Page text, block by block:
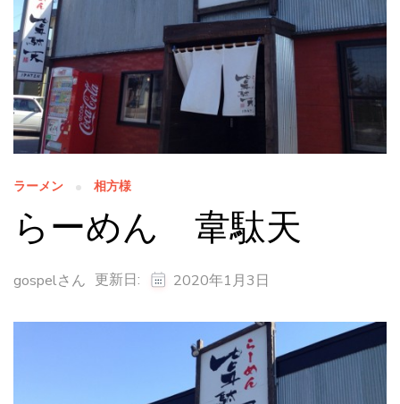
ラーメン 相方様
らーめん 韋駄天
gospelさん 更新日: 2020年1月3日